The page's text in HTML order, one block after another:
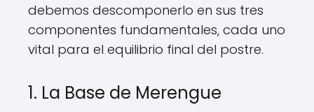
debemos descomponerlo en sus tres
componentes fundamentales, cada uno
vital para el equilibrio final del postre.
1. La Base de Merengue